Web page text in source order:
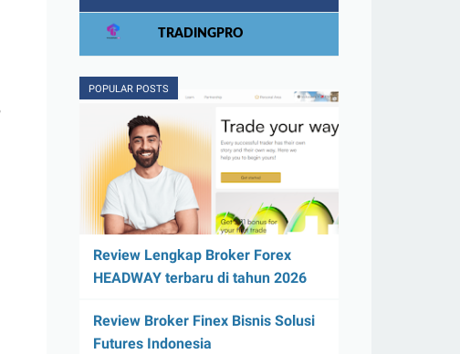
TRADINGPRO
POPULAR POSTS
Review Lengkap Broker Forex
HEADWAY terbaru di tahun 2026
Review Broker Finex Bisnis Solusi
Futures Indonesia